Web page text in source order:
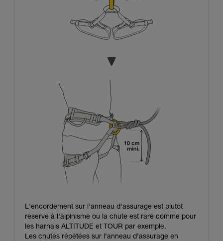
L'encordement sur l'anneau d'assurage est plutôt
réservé à l’alpinisme où la chute est rare comme pour
les harnais ALTITUDE et TOUR par exemple.
Les chutes répétées sur l’anneau d’assurage en